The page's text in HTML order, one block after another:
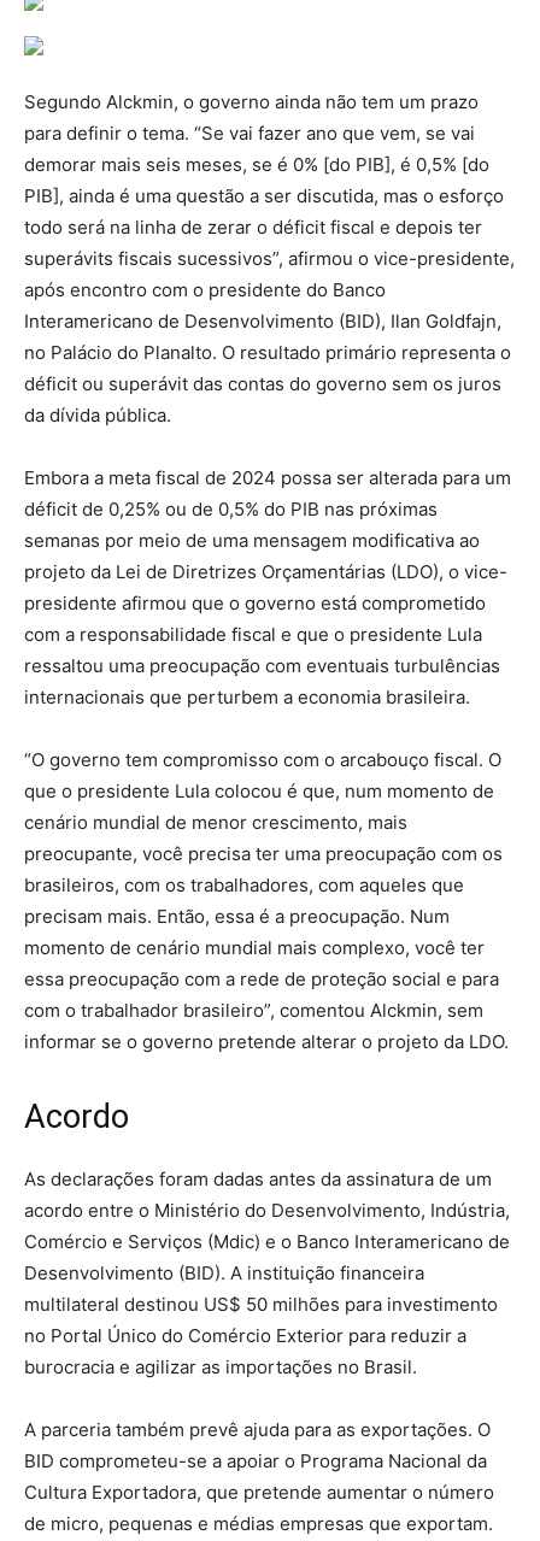
Segundo Alckmin, o governo ainda não tem um prazo
para definir o tema. “Se vai fazer ano que vem, se vai
demorar mais seis meses, se é 0% [do PIB], é 0,5% [do
PIB], ainda é uma questão a ser discutida, mas o esforço
todo será na linha de zerar o déficit fiscal e depois ter
superávits fiscais sucessivos”, afirmou o vice-presidente,
após encontro com o presidente do Banco
Interamericano de Desenvolvimento (BID), Ilan Goldfajn,
no Palácio do Planalto. O resultado primário representa o
déficit ou superávit das contas do governo sem os juros
da dívida pública.
Embora a meta fiscal de 2024 possa ser alterada para um
déficit de 0,25% ou de 0,5% do PIB nas próximas
semanas por meio de uma mensagem modificativa ao
projeto da Lei de Diretrizes Orçamentárias (LDO), o vice-
presidente afirmou que o governo está comprometido
com a responsabilidade fiscal e que o presidente Lula
ressaltou uma preocupação com eventuais turbulências
internacionais que perturbem a economia brasileira.
“O governo tem compromisso com o arcabouço fiscal. O
que o presidente Lula colocou é que, num momento de
cenário mundial de menor crescimento, mais
preocupante, você precisa ter uma preocupação com os
brasileiros, com os trabalhadores, com aqueles que
precisam mais. Então, essa é a preocupação. Num
momento de cenário mundial mais complexo, você ter
essa preocupação com a rede de proteção social e para
com o trabalhador brasileiro”, comentou Alckmin, sem
informar se o governo pretende alterar o projeto da LDO.
Acordo
As declarações foram dadas antes da assinatura de um
acordo entre o Ministério do Desenvolvimento, Indústria,
Comércio e Serviços (Mdic) e o Banco Interamericano de
Desenvolvimento (BID). A instituição financeira
multilateral destinou US$ 50 milhões para investimento
no Portal Único do Comércio Exterior para reduzir a
burocracia e agilizar as importações no Brasil.
A parceria também prevê ajuda para as exportações. O
BID comprometeu-se a apoiar o Programa Nacional da
Cultura Exportadora, que pretende aumentar o número
de micro, pequenas e médias empresas que exportam.